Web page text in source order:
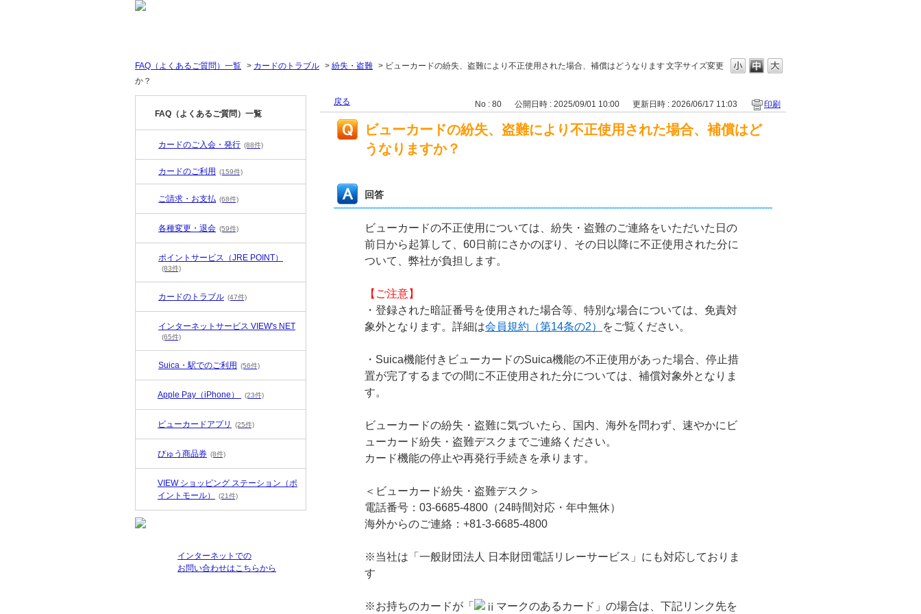
文字サイズ変更
FAQ（よくあるご質問）一覧 > カードのトラブル > 紛失・盗難 > ビューカードの紛失、盗難により不正使用された場合、補償はどうなります
か？
FAQ（よくあるご質問）一覧
カードのご入会・発行 (88件)
カードのご利用 (159件)
ご請求・お支払 (68件)
各種変更・退会 (59件)
ポイントサービス（JRE POINT）
(83件)
カードのトラブル (47件)
インターネットサービス VIEW's NET
(65件)
Suica・駅でのご利用 (56件)
Apple Pay（iPhone） (23件)
ビューカードアプリ (25件)
びゅう商品券 (8件)
VIEW ショッピング ステーション（ポ
イントモール）
(21件)
インターネットでの
お問い合わせはこちらから
戻る No : 80 公開日時 : 2025/09/01 10:00 更新日時 : 2026/06/17 11:03 印刷
ビューカードの紛失、盗難により不正使用された場合、補償はど
うなりますか？
回答
ビューカードの不正使用については、紛失・盗難のご連絡をいただいた日の
前日から起算して、60日前にさかのぼり、その日以降に不正使用された分に
ついて、弊社が負担します。
【ご注意】
・登録された暗証番号を使用された場合等、特別な場合については、免責対
象外となります。詳細は会員規約（第14条の2） をご覧ください。
・Suica機能付きビューカードのSuica機能の不正使用があった場合、停止措
置が完了するまでの間に不正使用された分については、補償対象外となりま
す。
ビューカードの紛失・盗難に気づいたら、国内、海外を問わず、速やかにビ
ューカード紛失・盗難デスクまでご連絡ください。
カード機能の停止や再発行手続きを承ります。
＜ビューカード紛失・盗難デスク＞
電話番号：03-6685-4800（24時間対応・年中無休）
海外からのご連絡：+81-3-6685-4800
※当社は「一般財団法人 日本財団電話リレーサービス」にも対応しておりま
す
※お持ちのカードが「 マークのあるカード」の場合は、下記リンク先を